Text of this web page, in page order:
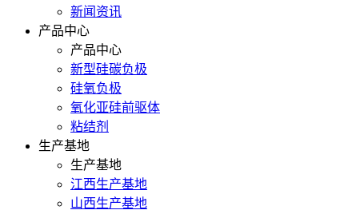
新闻资讯
产品中心
产品中心
新型硅碳负极
硅氧负极
氧化亚硅前驱体
粘结剂
生产基地
生产基地
江西生产基地
山西生产基地